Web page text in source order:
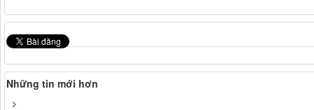
Những tin mới hơn